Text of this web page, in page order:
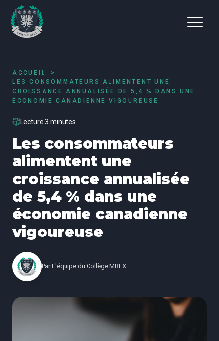
ACCUEIL
LES CONSOMMATEURS ALIMENTENT UNE
CROISSANCE ANNUALISÉE DE 5,4 % DANS UNE
ÉCONOMIE CANADIENNE VIGOUREUSE
Lecture 3 minutes
Les consommateurs
alimentent une
croissance annualisée
de 5,4 % dans une
économie canadienne
vigoureuse
Par L'équipe du Collège MREX